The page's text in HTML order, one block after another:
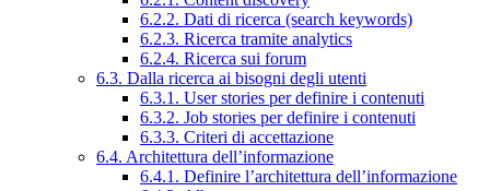
6.2.2. Dati di ricerca (search keywords)
6.2.3. Ricerca tramite analytics
6.2.4. Ricerca sui forum
6.3. Dalla ricerca ai bisogni degli utenti
6.3.1. User stories per definire i contenuti
6.3.2. Job stories per definire i contenuti
6.3.3. Criteri di accettazione
6.4. Architettura dell’informazione
6.4.1. Definire l’architettura dell’informazione